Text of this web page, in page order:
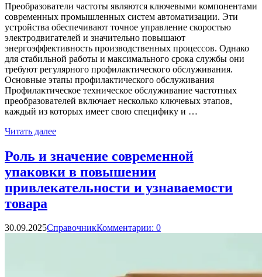
Преобразователи частоты являются ключевыми компонентами
современных промышленных систем автоматизации. Эти
устройства обеспечивают точное управление скоростью
электродвигателей и значительно повышают
энергоэффективность производственных процессов. Однако
для стабильной работы и максимального срока службы они
требуют регулярного профилактического обслуживания.
Основные этапы профилактического обслуживания
Профилактическое техническое обслуживание частотных
преобразователей включает несколько ключевых этапов,
каждый из которых имеет свою специфику и …
Читать далее
Роль и значение современной
упаковки в повышении
привлекательности и узнаваемости
товара
30.09.2025СправочникКомментарии: 0